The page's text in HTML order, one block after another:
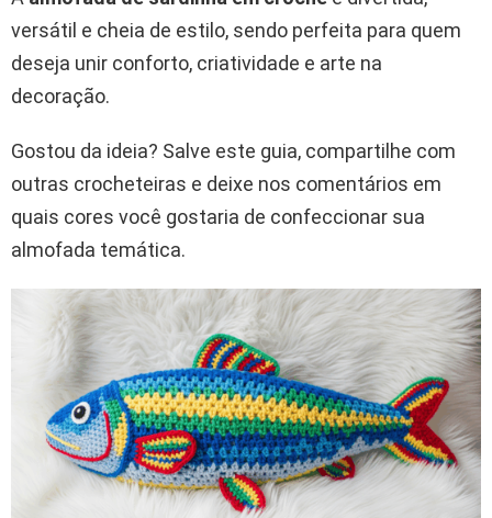
versátil e cheia de estilo, sendo perfeita para quem
deseja unir conforto, criatividade e arte na
decoração.
Gostou da ideia? Salve este guia, compartilhe com
outras crocheteiras e deixe nos comentários em
quais cores você gostaria de confeccionar sua
almofada temática.